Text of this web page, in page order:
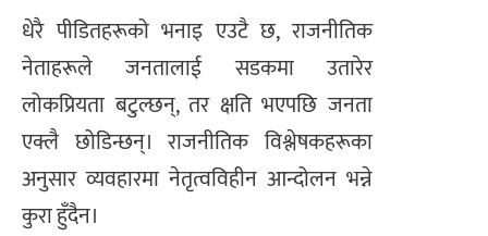
धेरै पीडितहरूको भनाइ एउटै छ, राजनीतिक
नेताहरूले जनतालाई सडकमा उतारेर
लोकप्रियता बटुल्छन्, तर क्षति भएपछि जनता
एक्लै छोडिन्छन्। राजनीतिक विश्लेषकहरूका
अनुसार व्यवहारमा नेतृत्वविहीन आन्दोलन भन्ने
कुरा हुँदैन।